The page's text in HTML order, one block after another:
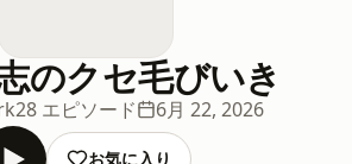
のクセ毛びいき
28 エピソード 6月 22, 2026
お気に入り